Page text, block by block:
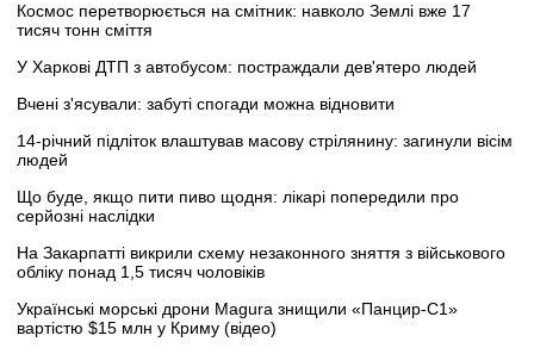
Космос перетворюється на смітник: навколо Землі вже 17
тисяч тонн сміття
У Харкові ДТП з автобусом: постраждали дев'ятеро людей
Вчені з'ясували: забуті спогади можна відновити
14-річний підліток влаштував масову стрілянину: загинули вісім
людей
Що буде, якщо пити пиво щодня: лікарі попередили про
серйозні наслідки
На Закарпатті викрили схему незаконного зняття з військового
обліку понад 1,5 тисяч чоловіків
Українські морські дрони Magura знищили «Панцир-С1»
вартістю $15 млн у Криму (відео)